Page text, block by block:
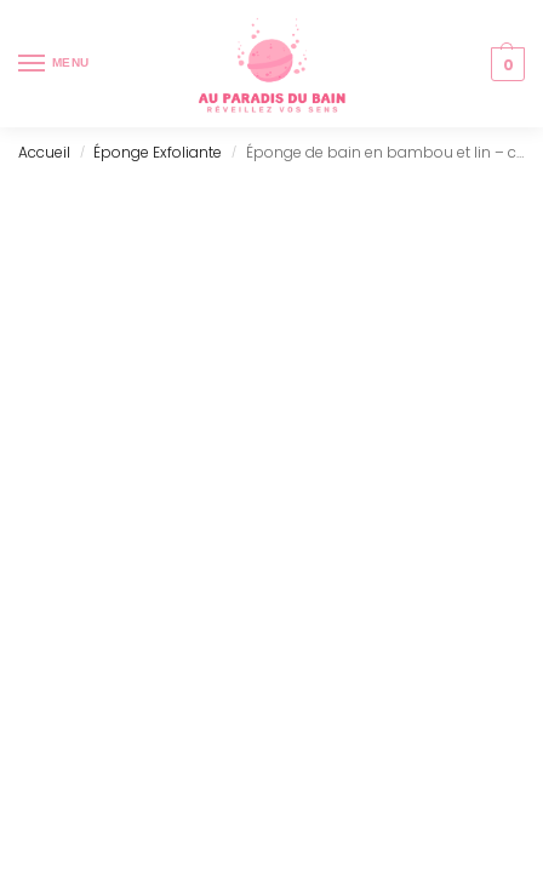
MENU 0
Accueil / Éponge Exfoliante / Éponge de bain en bambou et lin – charbon de bois